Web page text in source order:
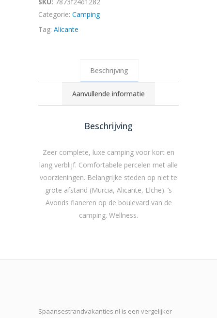
Categorie: Camping
Tag: Alicante
Beschrijving
Aanvullende informatie
Beschrijving
Zeer complete, luxe camping voor kort en
lang verblijf. Comfortabele percelen met alle
voorzieningen. Belangrijke steden op niet te
grote afstand (Murcia, Alicante, Elche). ’s
Avonds flaneren op de boulevard van de
camping. Wellness.
Spaansestrandvakanties.nl is een vergelijker